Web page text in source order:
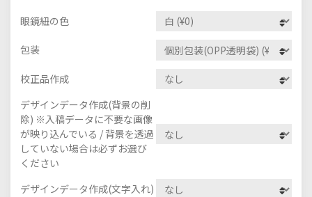
眼鏡紐の色
包装
校正品作成
デザインデータ作成(背景の削
除) ※入稿データに不要な画像
が映り込んでいる / 背景を透過
していない場合は必ずお選び
ください
デザインデータ作成(文字入れ)